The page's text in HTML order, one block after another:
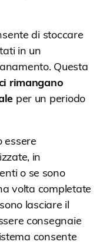
di stoccare
in un
Questa
rimangano
per un periodo
essere
in
o se sono
volta completate
lasciare il
consegnaie
consente